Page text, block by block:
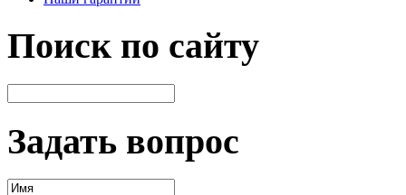
Поиск по сайту
Задать вопрос